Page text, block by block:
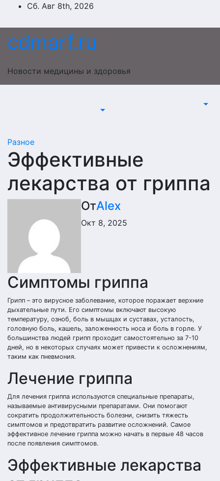
Перейти
содержимому
Сб. Авг 8th, 2026
cdmarf.ru
Новости медицины и здоровья
Разное
Эффективные
лекарства от гриппа
ОтAlex
Окт 8, 2025
Симптомы гриппа
Грипп – это вирусное заболевание, которое поражает верхние
дыхательные пути. Его симптомы включают высокую
температуру, озноб, боль в мышцах и суставах, усталость,
головную боль, кашель, заложенность носа и боль в горле. У
большинства людей грипп проходит самостоятельно за 7-10
дней, но в некоторых случаях может привести к осложнениям,
таким как пневмония.
Лечение гриппа
Для лечения гриппа используются специальные препараты,
называемые антивирусными препаратами. Они помогают
сократить продолжительность болезни, снизить тяжесть
симптомов и предотвратить развитие осложнений. Самое
эффективное лечение гриппа можно начать в первые 48 часов
после появления симптомов.
Эффективные лекарства